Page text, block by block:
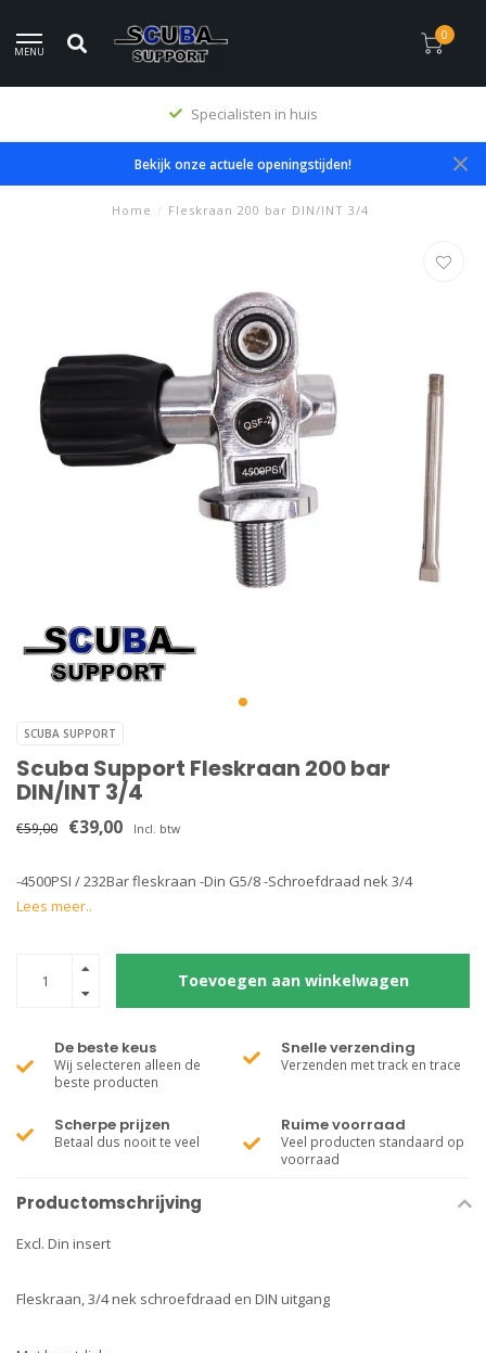
MENU
0
Specialisten in huis
Bekijk onze actuele openingstijden!
Home / Fleskraan 200 bar DIN/INT 3/4
SCUBA SUPPORT
Scuba Support Fleskraan 200 bar
DIN/INT 3/4
€59,00 €39,00 Incl. btw
-4500PSI / 232Bar fleskraan -Din G5/8 -Schroefdraad nek 3/4
Lees meer..
Toevoegen aan winkelwagen
De beste keus
Wij selecteren alleen de
beste producten
Snelle verzending
Verzenden met track en trace
Scherpe prijzen
Betaal dus nooit te veel
Ruime voorraad
Veel producten standaard op
voorraad
Productomschrijving
Excl. Din insert
Fleskraan, 3/4 nek schroefdraad en DIN uitgang